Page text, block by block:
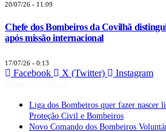
20/07/26 - 11:09
Chefe dos Bombeiros da Covilhã
após missão internacional
17/07/26 - 0:13
Facebook X (Twitter) Instagram
Liga dos Bombeiros quer fazer nascer
Proteção Civil e Bombeiros
Novo Comando dos Bombeiros